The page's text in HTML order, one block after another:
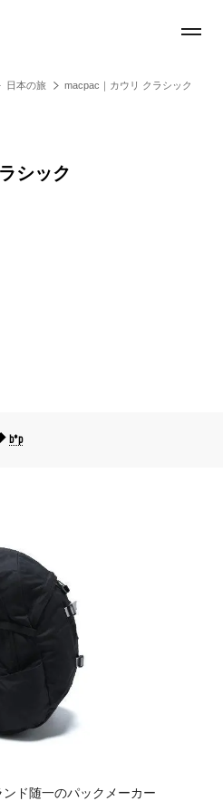
日本の旅 macpac｜カウリ クラシック
シック
b*p
ンド随一のパックメーカー